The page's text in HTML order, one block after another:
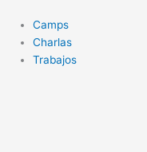
Camps
Charlas
Trabajos